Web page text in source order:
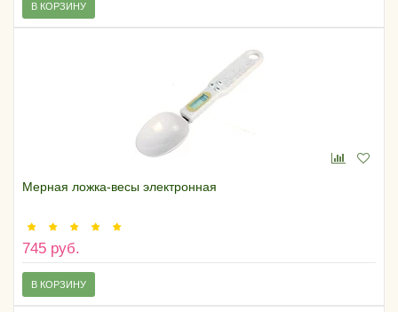
В КОРЗИНУ
Мерная ложка-весы электронная
745 руб.
В КОРЗИНУ